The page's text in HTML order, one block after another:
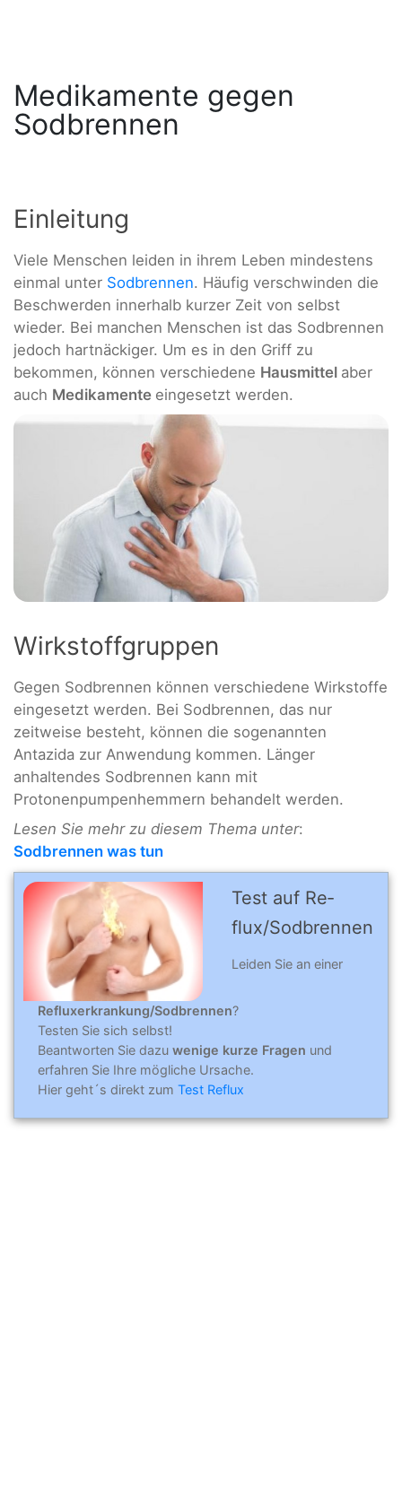
Medikamente gegen
Sodbrennen
Einleitung
Viele Menschen leiden in ihrem Leben mindestens
einmal unter Sodbrennen. Häufig verschwinden die
Beschwerden innerhalb kurzer Zeit von selbst
wieder. Bei manchen Menschen ist das Sodbrennen
jedoch hartnäckiger. Um es in den Griff zu
bekommen, können verschiedene Hausmittel aber
auch Medikamente eingesetzt werden.
Wirkstoffgruppen
Gegen Sodbrennen können verschiedene Wirkstoffe
eingesetzt werden. Bei Sodbrennen, das nur
zeitweise besteht, können die sogenannten
Antazida zur Anwendung kommen. Länger
anhaltendes Sodbrennen kann mit
Protonenpumpenhemmern behandelt werden.
Lesen Sie mehr zu diesem Thema unter:
Sodbrennen was tun
Test auf Re­
flux/Sod­bren­nen
Leiden Sie an einer
Refluxerkrankung/Sodbrennen?
Testen Sie sich selbst!
Beantworten Sie dazu wenige kurze Fragen und
erfahren Sie Ihre mögliche Ursache.
Hier geht´s direkt zum Test Reflux